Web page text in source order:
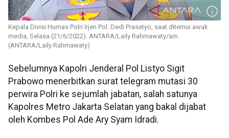
Kepala Divisi Humas Polri Irjen Pol. Dedi Prasetyo, saat ditemui awak
media, Selasa (21/6/2022). ANTARA/Laily Rahmawaty/am.
(ANTARA/Laily Rahmawaty)
Sebelumnya Kapolri Jenderal Pol Listyo Sigit
Prabowo menerbitkan surat telegram mutasi 30
perwira Polri ke sejumlah jabatan, salah satunya
Kapolres Metro Jakarta Selatan yang bakal dijabat
oleh Kombes Pol Ade Ary Syam Idradi.